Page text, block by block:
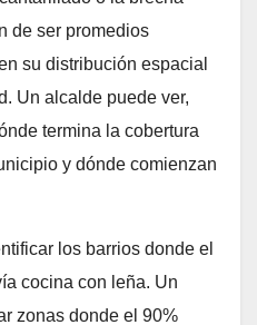
de ser promedios
su distribución espacial
Un alcalde puede ver,
termina la cobertura
y dónde comienzan
los barrios donde el
cocina con leña. Un
zonas donde el 90%